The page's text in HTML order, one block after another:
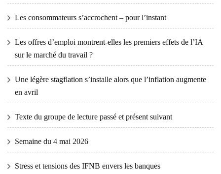
Les consommateurs s’accrochent – ​​pour l’instant
Les offres d’emploi montrent-elles les premiers effets de l’IA
sur le marché du travail ?
Une légère stagflation s’installe alors que l’inflation augmente
en avril
Texte du groupe de lecture passé et présent suivant
Semaine du 4 mai 2026
Stress et tensions des IFNB envers les banques